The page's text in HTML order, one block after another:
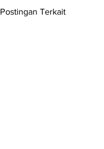
Postingan Terkait